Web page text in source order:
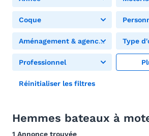
Coque
Aménagement & agencement Type
Professionnel
Réinitialiser les filtres
Hemmes bateaux à
1 Annonce trouvée